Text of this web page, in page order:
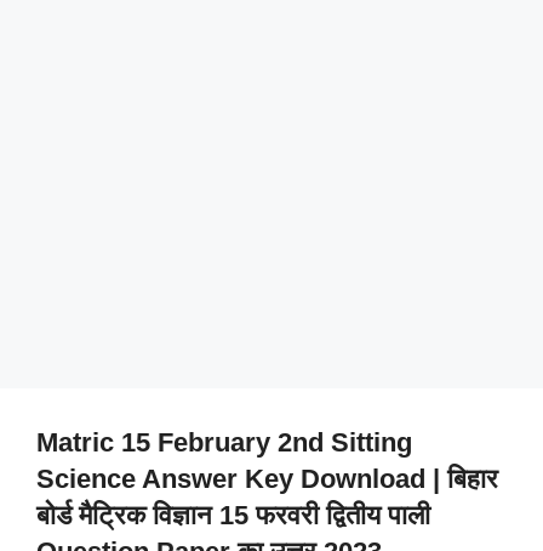
Matric 15 February 2nd Sitting
Science Answer Key Download | बिहार
बोर्ड मैट्रिक विज्ञान 15 फरवरी द्वितीय पाली